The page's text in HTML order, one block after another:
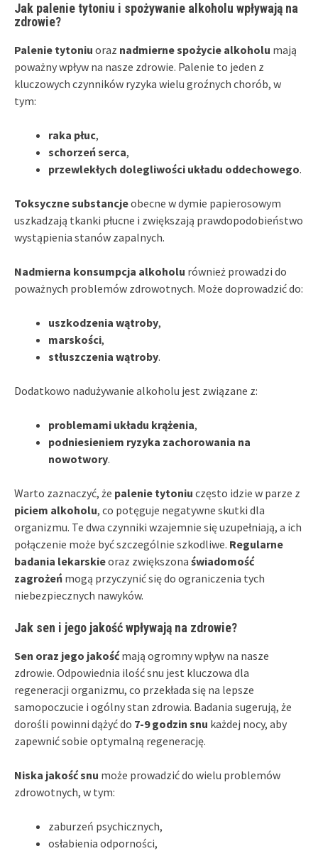
Jak palenie tytoniu i spożywanie alkoholu wpływają na
zdrowie?
Palenie tytoniu oraz nadmierne spożycie alkoholu mają
poważny wpływ na nasze zdrowie. Palenie to jeden z
kluczowych czynników ryzyka wielu groźnych chorób, w
tym:
raka płuc,
schorzeń serca,
przewlekłych dolegliwości układu oddechowego.
Toksyczne substancjeobecne w dymie papierosowym
uszkadzają tkanki płucne i zwiększają prawdopodobieństwo
wystąpienia stanów zapalnych.
Nadmierna konsumpcja alkoholu również prowadzi do
poważnych problemów zdrowotnych. Może doprowadzić do:
uszkodzenia wątroby,
marskości,
stłuszczenia wątroby.
Dodatkowo nadużywanie alkoholu jest związane z:
problemami układu krążenia,
podniesieniem ryzyka zachorowania na
nowotwory.
Warto zaznaczyć, że palenie tytoniu często idzie w parze z
piciem alkoholu, co potęguje negatywne skutki dla
organizmu. Te dwa czynniki wzajemnie się uzupełniają, a ich
połączenie może być szczególnie szkodliwe. Regularne
badania lekarskieoraz zwiększona świadomość
zagrożeń mogą przyczynić się do ograniczenia tych
niebezpiecznych nawyków.
Jak sen i jego jakość wpływają na zdrowie?
Sen oraz jego jakośćmają ogromny wpływ na nasze
zdrowie. Odpowiednia ilość snu jest kluczowa dla
regeneracji organizmu, co przekłada się na lepsze
samopoczucie i ogólny stan zdrowia. Badania sugerują, że
dorośli powinni dążyć do 7-9 godzin snu każdej nocy, aby
zapewnić sobie optymalną regenerację.
Niska jakość snu może prowadzić do wielu problemów
zdrowotnych, w tym:
zaburzeń psychicznych,
osłabienia odporności,